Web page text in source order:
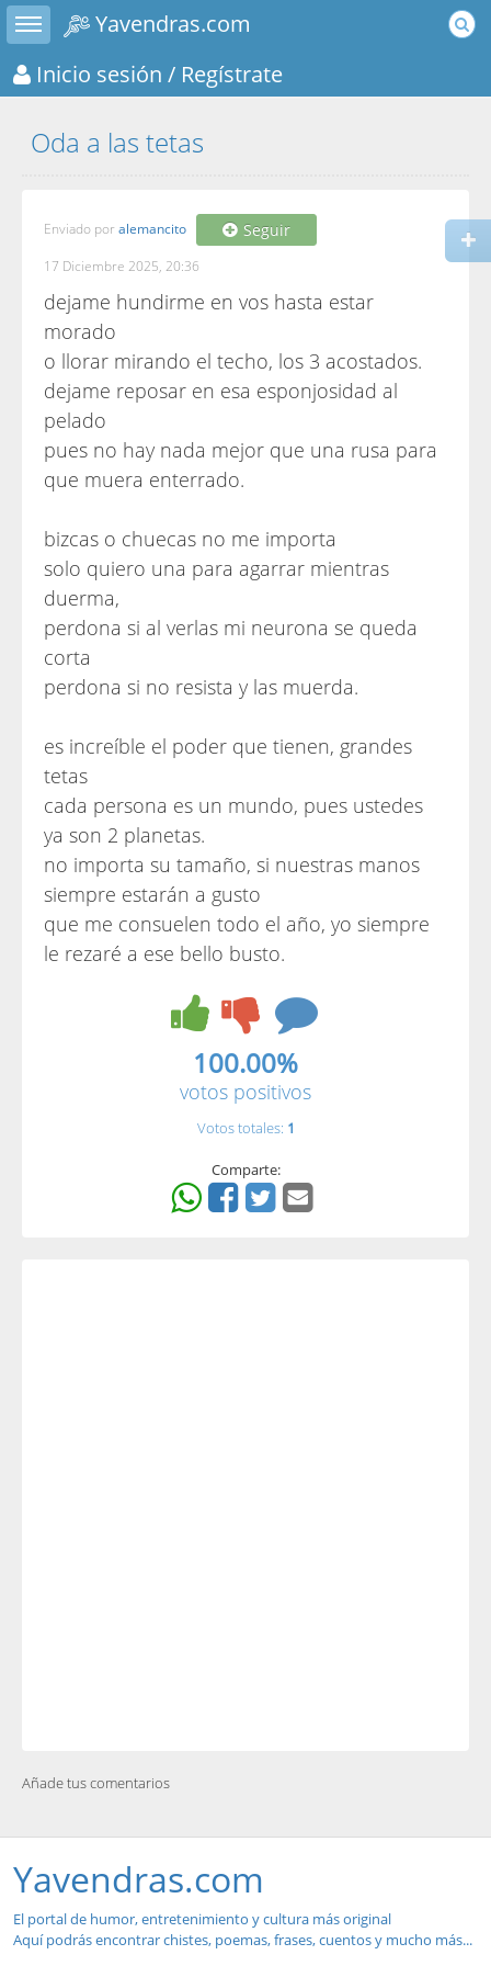
Toggle sidebar
Yavendras.com
Inicio sesión / Regístrate
Oda a las tetas
Enviado por alemancito Seguir
17 Diciembre 2025, 20:36
dejame hundirme en vos hasta estar
morado
o llorar mirando el techo, los 3 acostados.
dejame reposar en esa esponjosidad al
pelado
pues no hay nada mejor que una rusa para
que muera enterrado.
bizcas o chuecas no me importa
solo quiero una para agarrar mientras
duerma,
perdona si al verlas mi neurona se queda
corta
perdona si no resista y las muerda.
es increíble el poder que tienen, grandes
tetas
cada persona es un mundo, pues ustedes
ya son 2 planetas.
no importa su tamaño, si nuestras manos
siempre estarán a gusto
que me consuelen todo el año, yo siempre
le rezaré a ese bello busto.
100.00%
votos positivos
Votos totales: 1
Comparte:
Añade tus comentarios
Yavendras.com
El portal de humor, entretenimiento y cultura más original
Aquí podrás encontrar chistes, poemas, frases, cuentos y mucho más...